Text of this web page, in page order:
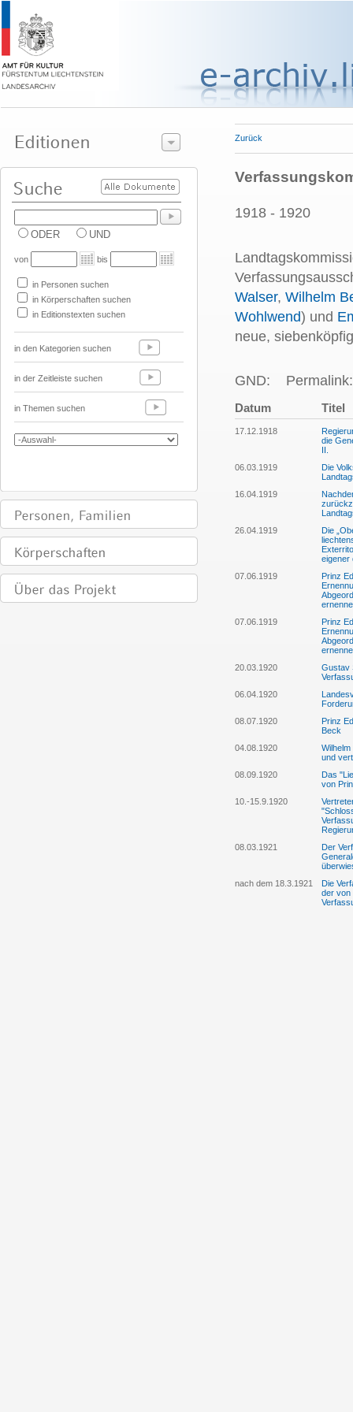
ODER UND
von bis
in Personen suchen
in Körperschaften suchen
in Editionstexten suchen
in den Kategorien suchen
in der Zeitleiste suchen
in Themen suchen
Zurück
1918 - 1920
Walser, Wilhelm
Wohlwend) und
neue,
GND:
Datum Titel
17.12.1918
die
II.
06.03.1919
Die
16.04.1919
26.04.1919
Die
eigener
07.06.1919
Prinz
07.06.1919
Prinz
20.03.1920
Gustav
06.04.1920
08.07.1920
Prinz
Beck
04.08.1920
und
08.09.1920
Das
von
10.-15.9.1920
08.03.1921
Der
nach dem 18.3.1921
Die
der von